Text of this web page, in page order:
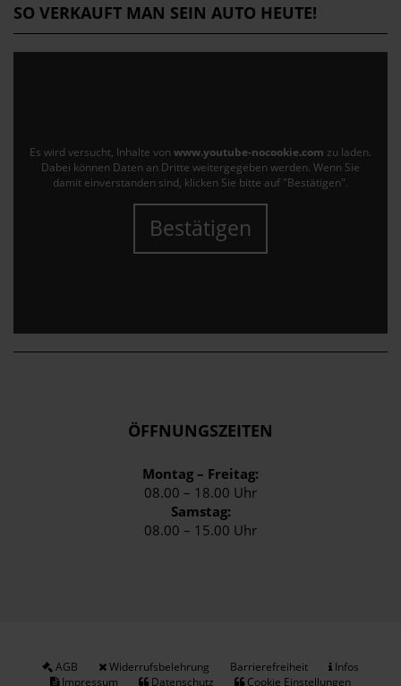
SO VERKAUFT MAN SEIN AUTO HEUTE!
Es wird versucht, Inhalte von www.youtube-nocookie.com zu laden.
Dabei können Daten an Dritte weitergegeben werden. Wenn Sie
damit einverstanden sind, klicken Sie bitte auf "Bestätigen".
Bestätigen
ÖFFNUNGSZEITEN
Montag – Freitag:
08.00 – 18.00 Uhr
Samstag:
08.00 – 15.00 Uhr
AGB Widerrufsbelehrung Barrierefreiheit
Infos
Impressum
Datenschutz Cookie Einstellungen